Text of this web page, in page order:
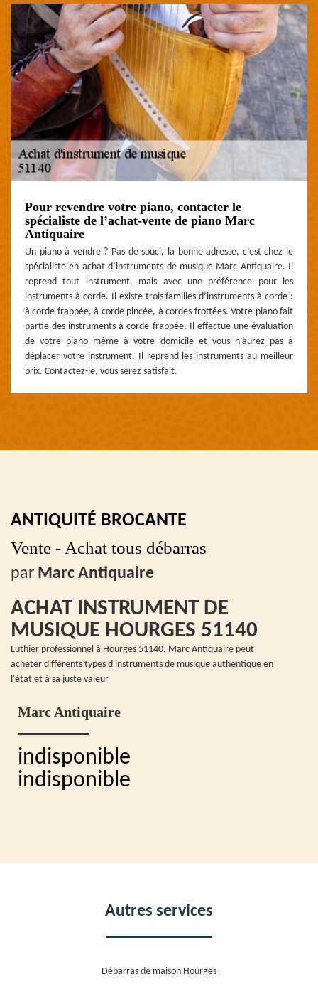
Pour revendre votre piano, contacter le
spécialiste de l’achat-vente de piano Marc
Antiquaire
Un piano à vendre ? Pas de souci, la bonne adresse, c’est chez le
spécialiste en achat d’instruments de musique Marc Antiquaire. Il
reprend tout instrument, mais avec une préférence pour les
instruments à corde. Il existe trois familles d’instruments à corde :
à corde frappée, à corde pincée, à cordes frottées. Votre piano fait
partie des instruments à corde frappée. Il effectue une évaluation
de votre piano même à votre domicile et vous n’aurez pas à
déplacer votre instrument. Il reprend les instruments au meilleur
prix. Contactez-le, vous serez satisfait.
ANTIQUITÉ BROCANTE
Vente - Achat tous débarras
par Marc Antiquaire
ACHAT INSTRUMENT DE
MUSIQUE HOURGES 51140
Luthier professionnel à Hourges 51140, Marc Antiquaire peut
acheter différents types d'instruments de musique authentique en
l'état et à sa juste valeur
Marc Antiquaire
indisponible
indisponible
Autres services
Débarras de maison Hourges